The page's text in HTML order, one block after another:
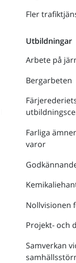
Fler
Utbildningar
Arbete på
Bergarbeten
Farliga
varor
Nollvisionen
Projekt- och
Samverkan